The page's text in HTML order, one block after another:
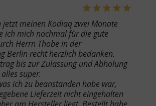
jetzt meinen Kodiaq zwei Monate
ich mich nochmal für die gute
Herrn Thobe in der
Berlin recht herzlich bedanken.
bis zur Zulassung und Abholung
super.
ich zu beanstanden habe war,
Lieferzeit nicht eingehalten